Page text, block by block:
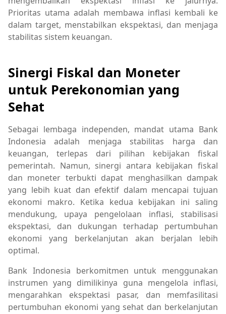
Prioritas utama adalah membawa inflasi kembali ke
dalam target, menstabilkan ekspektasi, dan menjaga
stabilitas sistem keuangan.
Sinergi Fiskal dan Moneter
untuk Perekonomian yang
Sehat
Sebagai lembaga independen, mandat utama Bank
Indonesia adalah menjaga stabilitas harga dan
keuangan, terlepas dari pilihan kebijakan fiskal
pemerintah. Namun, sinergi antara kebijakan fiskal
dan moneter terbukti dapat menghasilkan dampak
yang lebih kuat dan efektif dalam mencapai tujuan
ekonomi makro. Ketika kedua kebijakan ini saling
mendukung, upaya pengelolaan inflasi, stabilisasi
ekspektasi, dan dukungan terhadap pertumbuhan
ekonomi yang berkelanjutan akan berjalan lebih
optimal.
Bank Indonesia berkomitmen untuk menggunakan
instrumen yang dimilikinya guna mengelola inflasi,
mengarahkan ekspektasi pasar, dan memfasilitasi
pertumbuhan ekonomi yang sehat dan berkelanjutan